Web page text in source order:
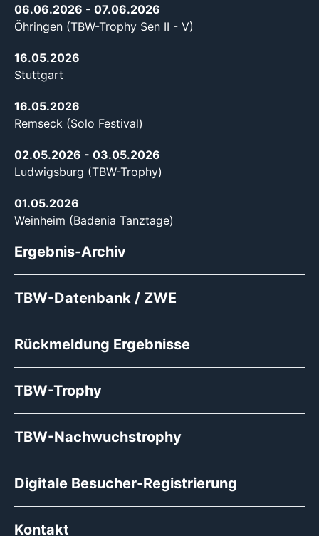
06.06.2026 - 07.06.2026
Öhringen (TBW-Trophy Sen II - V)
16.05.2026
Stuttgart
16.05.2026
Remseck (Solo Festival)
02.05.2026 - 03.05.2026
Ludwigsburg (TBW-Trophy)
01.05.2026
Weinheim (Badenia Tanztage)
Ergebnis-Archiv
TBW-Datenbank / ZWE
Rückmeldung Ergebnisse
TBW-Trophy
TBW-Nachwuchstrophy
Digitale Besucher-Registrierung
Kontakt